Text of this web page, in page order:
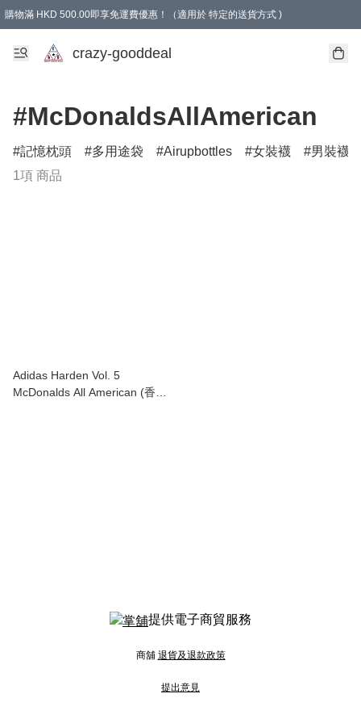
購物滿 HKD 500.00即享免運費優惠！（適用於 特定的送貨方式 )
成為會員可享免費禮品
crazy-gooddeal
#McDonaldsAllAmerican
記憶枕頭 多用途袋 Airupbottles 女裝襪
男裝襪
1項 商品
Adidas Harden Vol. 5
McDonalds All American (香港
提供電子商貿服務
商舖 退貨及退款政策
提出意見